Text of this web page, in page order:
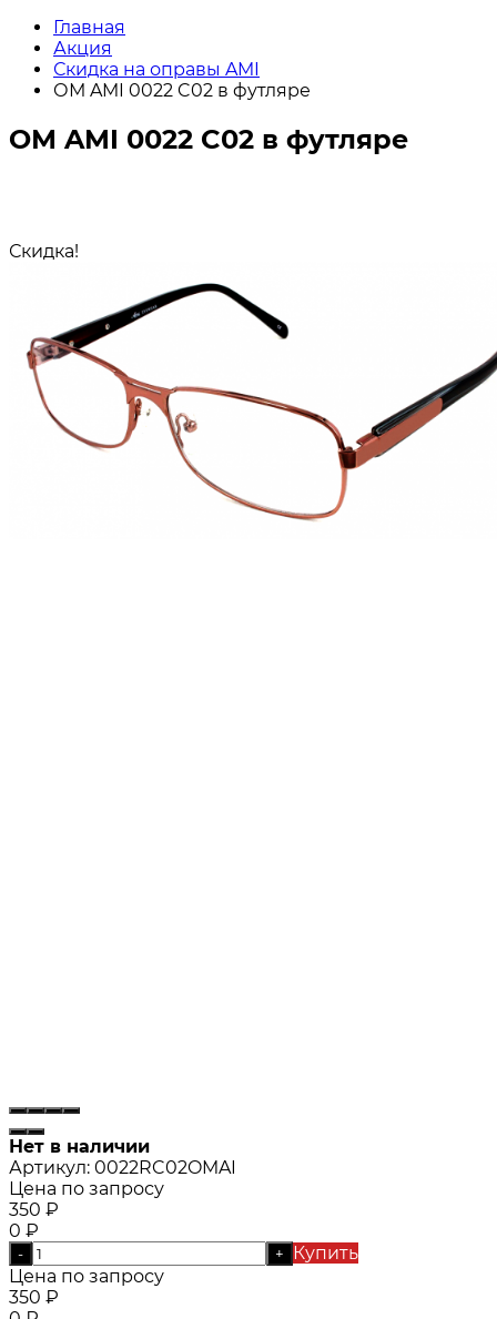
Главная
Акция
Скидка на оправы AMI
ОМ AMI 0022 C02 в футляре
ОМ AMI 0022 C02 в футляре
Скидка!
Нет в наличии
Артикул: 0022RC02OMAI
Цена по запросу
350 ₽
0 ₽
- +
Купить
Цена по запросу
350 ₽